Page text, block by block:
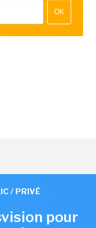
OK
/ PRIVÉ
pour